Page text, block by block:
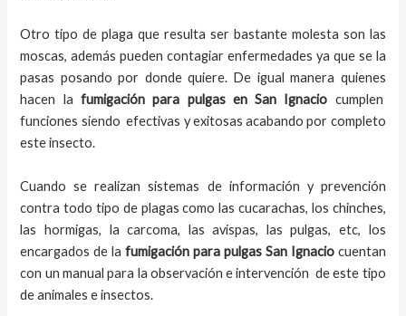
Otro tipo de plaga que resulta ser bastante molesta son las
moscas, además pueden contagiar enfermedades ya que se la
pasas posando por donde quiere. De igual manera quienes
hacen la fumigación para pulgas en San Ignacio cumplen
funciones siendo efectivas y exitosas acabando por completo
este insecto.
Cuando se realizan sistemas de información y prevención
contra todo tipo de plagas como las cucarachas, los chinches,
las hormigas, la carcoma, las avispas, las pulgas, etc, los
encargados de lafumigación para pulgas San Ignaciocuentan
con un manual para la observación e intervención de este tipo
de animales e insectos.